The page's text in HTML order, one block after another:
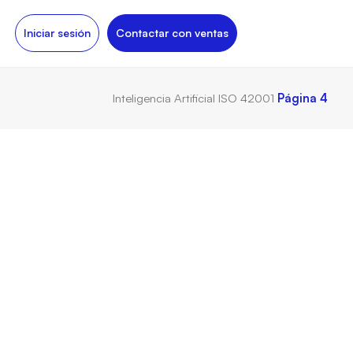
Iniciar sesión Contactar con ventas
Inteligencia Artificial ISO 42001 Página 4